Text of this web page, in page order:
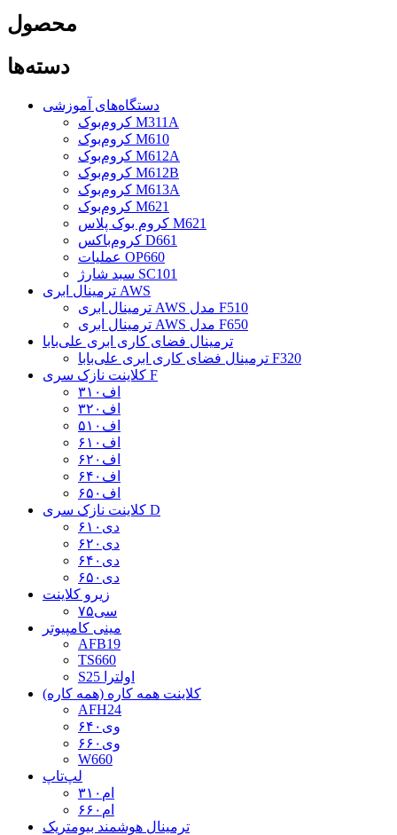
محصول
دسته‌ها
دستگاه‌های آموزشی
کروم‌بوک M311A
کروم‌بوک M610
کروم‌بوک M612A
کروم‌بوک M612B
کروم‌بوک M613A
کروم‌بوک M621
کروم بوک پلاس M621
کروم‌باکس D661
عملیات OP660
سبد شارژ SC101
ترمینال ابری AWS
ترمینال ابری AWS مدل F510
ترمینال ابری AWS مدل F650
ترمینال فضای کاری ابری علی‌بابا
ترمینال فضای کاری ابری علی‌بابا F320
کلاینت نازک سری F
اف۳۱۰
اف۳۲۰
اف۵۱۰
اف۶۱۰
اف۶۲۰
اف۶۴۰
اف۶۵۰
کلاینت نازک سری D
دی۶۱۰
دی۶۲۰
دی۶۴۰
دی۶۵۰
زیرو کلاینت
سی۷۵
مینی کامپیوتر
AFB19
TS660
S25 اولترا
کلاینت همه کاره (همه کاره)
AFH24
وی۶۴۰
وی۶۶۰
W660
لپ‌تاپ
ام۳۱۰
ام۶۶۰
ترمینال هوشمند بیومتریک